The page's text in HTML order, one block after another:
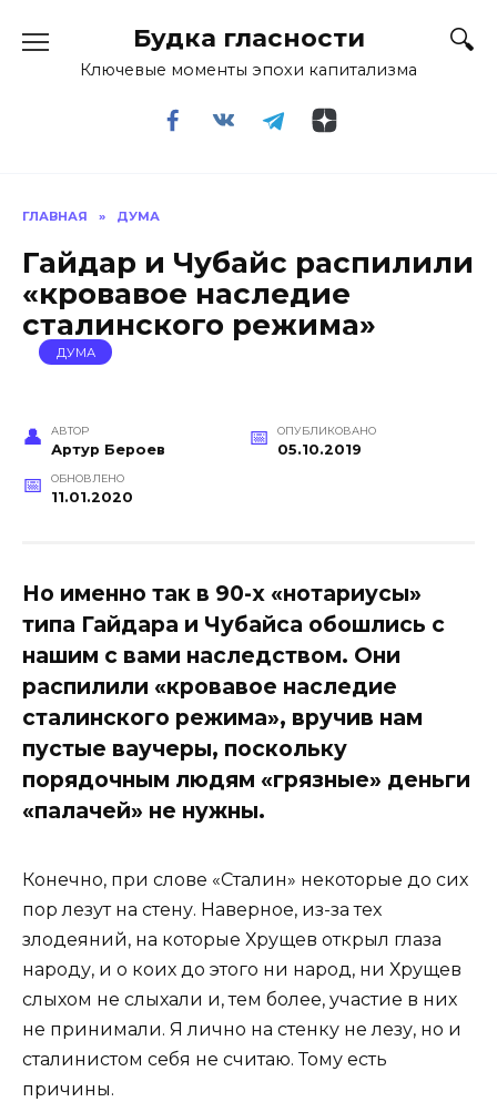
содержанию
Будка гласности
Ключевые моменты эпохи капитализма
ГЛАВНАЯ » ДУМА
Гайдар и Чубайс распилили
«кровавое наследие
сталинского режима»
ДУМА
АВТОР
Артур Бероев
ОПУБЛИКОВАНО
05.10.2019
ОБНОВЛЕНО
11.01.2020
Но именно так в 90-х «нотариусы»
типа Гайдара и Чубайса обошлись с
нашим с вами наследством. Они
распилили «кровавое наследие
сталинского режима», вручив нам
пустые ваучеры, поскольку
порядочным людям «грязные» деньги
«палачей» не нужны.
Конечно, при слове «Сталин» некоторые до сих
пор лезут на стену. Наверное, из-за тех
злодеяний, на которые Хрущев открыл глаза
народу, и о коих до этого ни народ, ни Хрущев
слыхом не слыхали и, тем более, участие в них
не принимали. Я лично на стенку не лезу, но и
сталинистом себя не считаю. Тому есть
причины.